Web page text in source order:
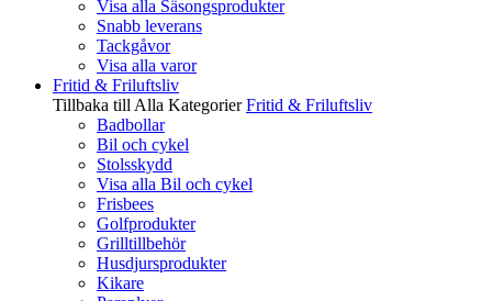
Visa alla Säsongsprodukter
Snabb leverans
Tackgåvor
Visa alla varor
Fritid & Friluftsliv
Tillbaka till Alla Kategorier Fritid & Friluftsliv
Badbollar
Bil och cykel
Stolsskydd
Visa alla Bil och cykel
Frisbees
Golfprodukter
Grilltillbehör
Husdjursprodukter
Kikare